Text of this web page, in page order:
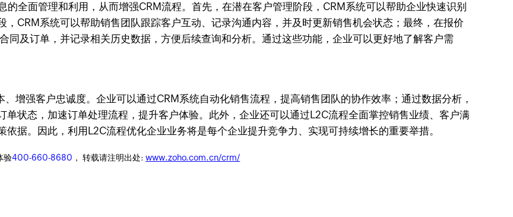
全面管理和利用，从而增强CRM流程。首先，在潜在客户管理阶段，CRM系统可以帮助企业快速识别
CRM系统可以帮助销售团队跟踪客户互动、记录沟通内容，并及时更新销售机会状态；最终，在报价
同及订单，并记录相关历史数据，方便后续查询和分析。通过这些功能，企业可以更好地了解客户需
增强客户忠诚度。企业可以通过CRM系统自动化销售流程，提高销售团队的协作效率；通过数据分析，
状态，加速订单处理流程，提升客户体验。此外，企业还可以通过L2C流程全面掌控销售业绩、客户满
据。因此，利用L2C流程优化企业业务将是每个企业提升竞争力、实现可持续增长的重要举措。
验400-660-8680 ， 转载请注明出处:www.zoho.com.cn/crm/